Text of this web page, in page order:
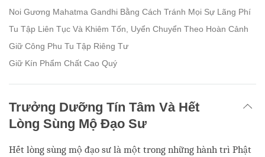
Noi Gương Mahatma Gandhi Bằng Cách Tránh Mọi Sự Lãng Phí
Tu Tập Liên Tục Và Khiêm Tốn, Uyển Chuyển Theo Hoàn Cảnh
Giữ Công Phu Tu Tập Riêng Tư
Giữ Kín Phẩm Chất Cao Quý
Trưởng Dưỡng Tín Tâm Và Hết
Lòng Sùng Mộ Đạo Sư
Hết lòng sùng mộ đạo sư là một trong những hành trì Phật